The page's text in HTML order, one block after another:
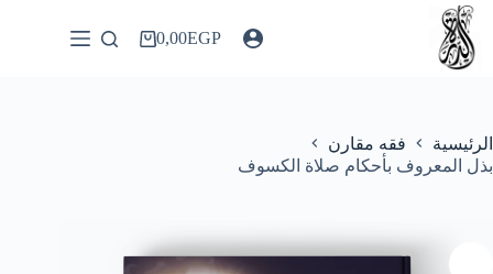
التجاوز
المحتوى
عربة0,00EGP
الرئيسية
فقه مقارن
بذل المعروف بأحكام صلاة الكسوف